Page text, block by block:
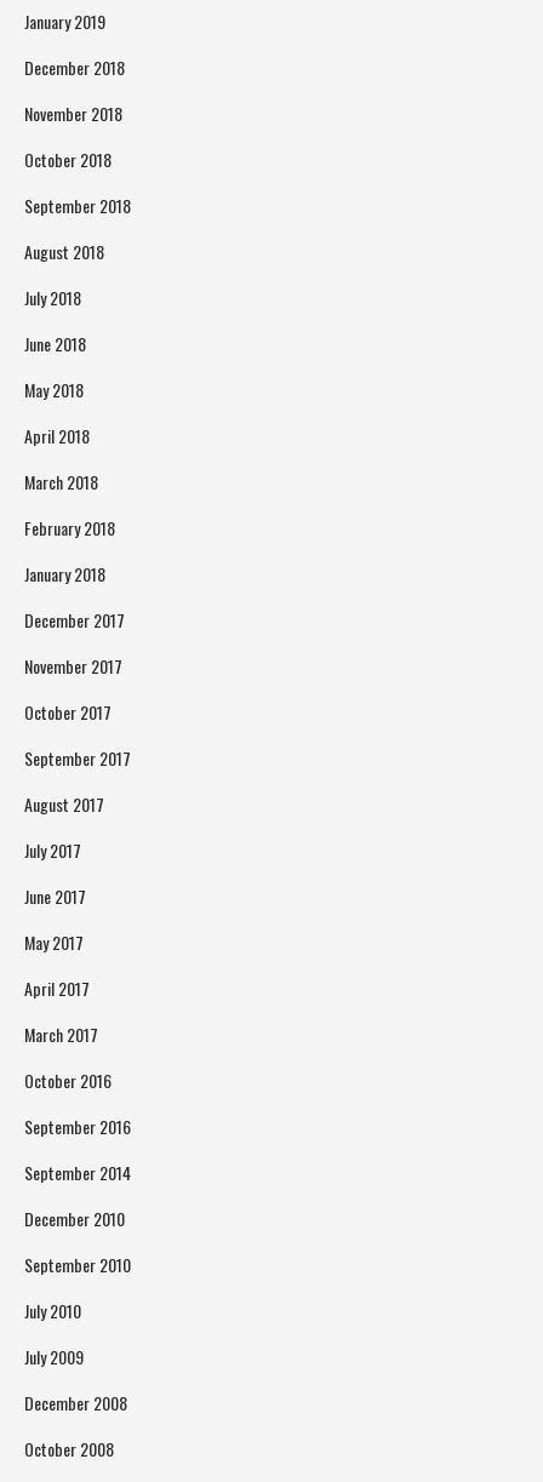
January 2019
December 2018
November 2018
October 2018
September 2018
August 2018
July 2018
June 2018
May 2018
April 2018
March 2018
February 2018
January 2018
December 2017
November 2017
October 2017
September 2017
August 2017
July 2017
June 2017
May 2017
April 2017
March 2017
October 2016
September 2016
September 2014
December 2010
September 2010
July 2010
July 2009
December 2008
October 2008